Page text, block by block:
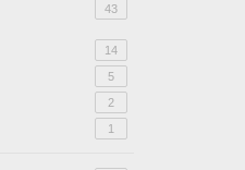
43
14
5
2
1